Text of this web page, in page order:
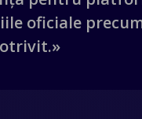
oficiale